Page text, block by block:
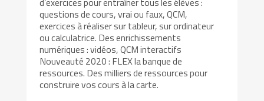
questions de cours, vrai ou faux, QCM,
exercices à réaliser sur tableur, sur ordinateur
ou calculatrice. Des enrichissements
numériques : vidéos, QCM interactifs
Nouveauté 2020 : FLEX la banque de
ressources. Des milliers de ressources pour
construire vos cours à la carte.